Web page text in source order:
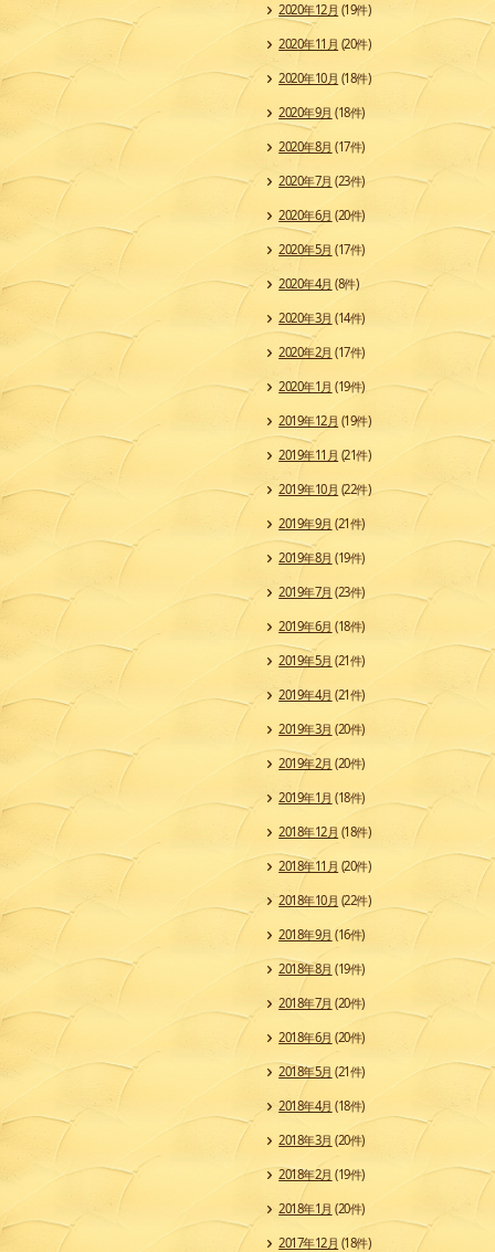
2020年12月 (19件)
2020年11月 (20件)
2020年10月 (18件)
2020年9月 (18件)
2020年8月 (17件)
2020年7月 (23件)
2020年6月 (20件)
2020年5月 (17件)
2020年4月 (8件)
2020年3月 (14件)
2020年2月 (17件)
2020年1月 (19件)
2019年12月 (19件)
2019年11月 (21件)
2019年10月 (22件)
2019年9月 (21件)
2019年8月 (19件)
2019年7月 (23件)
2019年6月 (18件)
2019年5月 (21件)
2019年4月 (21件)
2019年3月 (20件)
2019年2月 (20件)
2019年1月 (18件)
2018年12月 (18件)
2018年11月 (20件)
2018年10月 (22件)
2018年9月(16件)
2018年8月 (19件)
2018年7月 (20件)
2018年6月 (20件)
2018年5月 (21件)
2018年4月 (18件)
2018年3月(20件)
2018年2月 (19件)
2018年1月 (20件)
2017年12月(18件)